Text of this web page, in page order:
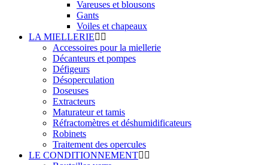
Vareuses et blousons
Gants
Voiles et chapeaux
LA MIELLERIE
Accessoires pour la miellerie
Décanteurs et pompes
Défigeurs
Désoperculation
Doseuses
Extracteurs
Maturateur et tamis
Réfractomètres et déshumidificateurs
Robinets
Traitement des opercules
LE CONDITIONNEMENT